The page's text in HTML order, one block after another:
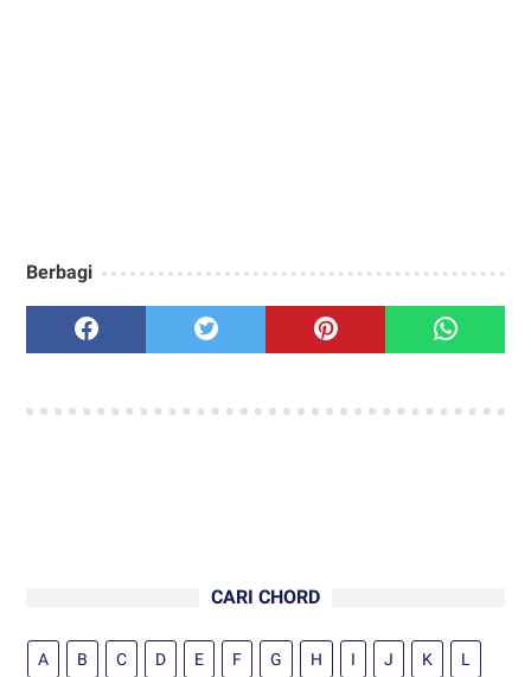
Berbagi
CARI CHORD
A B C D E F G H I J K L